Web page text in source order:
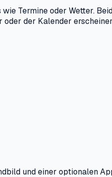
Termine oder Wetter.
der Kalender
und einer optionalen